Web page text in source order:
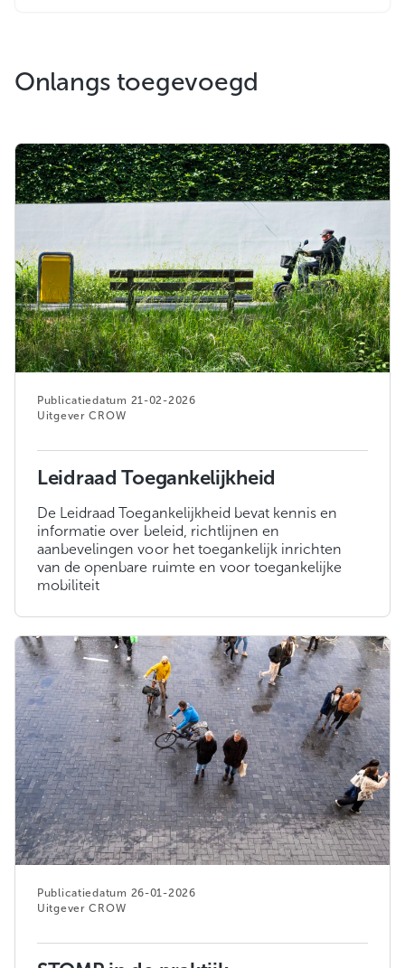
Onlangs toegevoegd
21-02-2026
CROW
Leidraad Toegankelijkheid
De Leidraad Toegankelijkheid bevat kennis en
informatie over beleid, richtlijnen en
aanbevelingen voor het toegankelijk inrichten
van de openbare ruimte en voor toegankelijke
mobiliteit
26-01-2026
CROW